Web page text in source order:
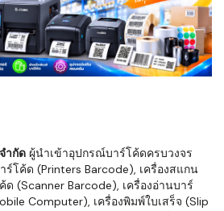
ำกัด ผู้นำเข้าอุปกรณ์บาร์โค้ดครบวงจร
ร์โค้ด (Printers Barcode), เครื่องสแกน
ด (Scanner Barcode), เครื่องอ่านบาร์
Computer), เครื่องพิมพ์ใบเสร็จ (Slip